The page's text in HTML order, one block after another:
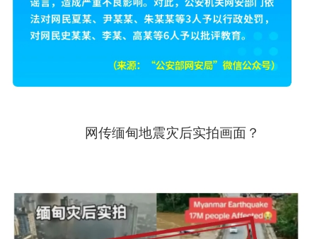
网传缅甸地震灾后实拍画面？